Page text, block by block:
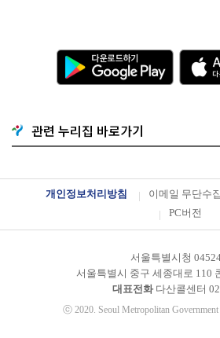
다
운
로
드
o
o
g
a
관련 누리집 바로가기
개인정보처리방침 이메일 무단수
PC버전
서울특별시청
서울특별시 중구 세종대로 110
대표전화다산콜센터
ⓒ 2020. Seoul Metropolitan Government